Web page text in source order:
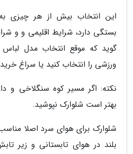
این انتخاب بیش از هر چیزی
بستگی دارد، شرایط اقلیمی و و
گوید که موقع انتخاب مدل لباس
ورزشی را انتخاب کنید یا سراغ
نکته: اگر مسیر کوه سنگلاخی و
بهتر است شلوارک نپوشید.
شلوارک برای هوای سرد اصلا
بلند در هوای تابستانی و زیر